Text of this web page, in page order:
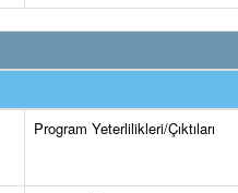
Program Yeterlilikleri/Çıktıları